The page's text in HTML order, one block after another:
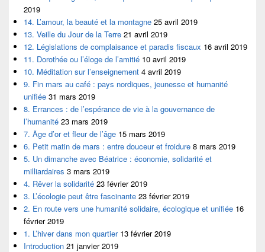
2019
14. L’amour, la beauté et la montagne 25 avril 2019
13. Veille du Jour de la Terre 21 avril 2019
12. Législations de complaisance et paradis fiscaux 16 avril 2019
11. Dorothée ou l’éloge de l’amitié 10 avril 2019
10. Méditation sur l’enseignement 4 avril 2019
9. Fin mars au café : pays nordiques, jeunesse et humanité
unifiée 31 mars 2019
8. Errances : de l’espérance de vie à la gouvernance de
l’humanité 23 mars 2019
7. Âge d’or et fleur de l’âge 15 mars 2019
6. Petit matin de mars : entre douceur et froidure 8 mars 2019
5. Un dimanche avec Béatrice : économie, solidarité et
milliardaires 3 mars 2019
4. Rêver la solidarité 23 février 2019
3. L’écologie peut être fascinante 23 février 2019
2. En route vers une humanité solidaire, écologique et unifiée 16
février 2019
1. L’hiver dans mon quartier 13 février 2019
Introduction 21 janvier 2019